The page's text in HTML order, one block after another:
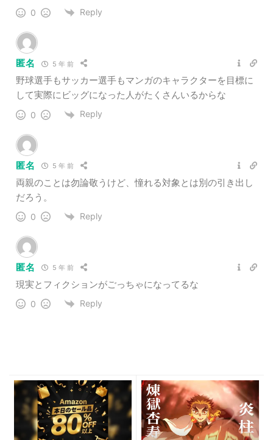
0 Reply
匿名 5 年 前
野球選手もサッカー選手もマンガのキャラクターを目標に
して実際にビッグになった人がたくさんいるからな
0 Reply
匿名 5 年 前
両親のことは勿論敬うけど、憧れる対象とは別の引き出し
だろう。
0 Reply
匿名 5 年 前
現実とフィクションがごっちゃになってるな
0 Reply